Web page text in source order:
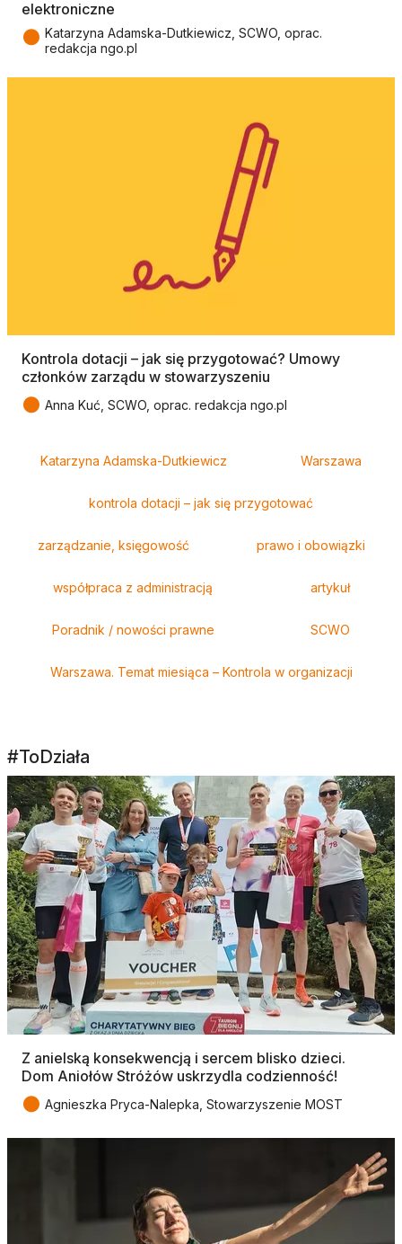
elektroniczne
● Katarzyna Adamska-Dutkiewicz, SCWO, oprac.
redakcja ngo.pl
Kontrola dotacji – jak się przygotować? Umowy
członków zarządu w stowarzyszeniu
● Anna Kuć, SCWO, oprac. redakcja ngo.pl
Katarzyna Adamska-Dutkiewicz Warszawa
kontrola dotacji – jak się przygotować
zarządzanie, księgowość prawo i obowiązki
współpraca z administracją artykuł
Poradnik / nowości prawne SCWO
Warszawa. Temat miesiąca – Kontrola w organizacji
#ToDziała
Z anielską konsekwencją i sercem blisko dzieci.
Dom Aniołów Stróżów uskrzydla codzienność!
● Agnieszka Pryca-Nalepka, Stowarzyszenie MOST